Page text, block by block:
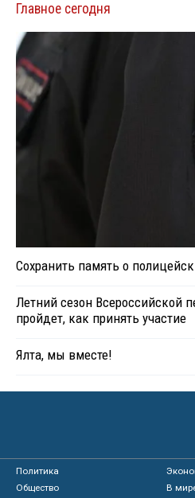
Главное сегодня
Сохранить память о
Летний сезон Всероссийской
пройдет, как принять участие
Ялта, мы вместе!
Политика
Общество
В